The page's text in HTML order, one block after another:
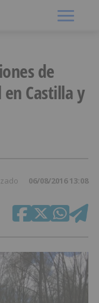
de
Castilla y
06/08/2016 13:08